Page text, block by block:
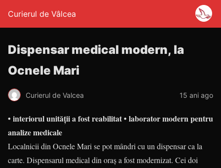
Curierul de Vâlcea
Dispensar medical modern, la
Ocnele Mari
Curierul de Valcea 15 ani ago
• interiorul unităţii a fost reabilitat • laborator modern pentru
analize medicale
Localnicii din Ocnele Mari se pot mândri cu un dispensar ca la
carte. Dispensarul medical din oraş a fost modernizat. Cei doi